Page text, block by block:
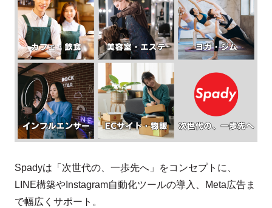
Spadyは「次世代の、一歩先へ」をコンセプトに、
LINE構築やInstagram自動化ツールの導入、Meta広告ま
で幅広くサポート。